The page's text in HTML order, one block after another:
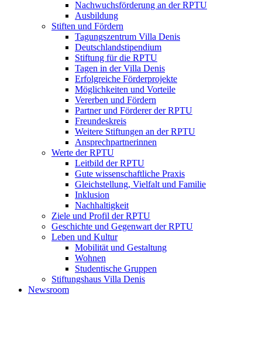
Nachwuchsförderung an der RPTU
Ausbildung
Stiften und Fördern
Tagungszentrum Villa Denis
Deutschlandstipendium
Stiftung für die RPTU
Tagen in der Villa Denis
Erfolgreiche Förderprojekte
Möglichkeiten und Vorteile
Vererben und Fördern
Partner und Förderer der RPTU
Freundeskreis
Weitere Stiftungen an der RPTU
Ansprechpartnerinnen
Werte der RPTU
Leitbild der RPTU
Gute wissenschaftliche Praxis
Gleichstellung, Vielfalt und Familie
Inklusion
Nachhaltigkeit
Ziele und Profil der RPTU
Geschichte und Gegenwart der RPTU
Leben und Kultur
Mobilität und Gestaltung
Wohnen
Studentische Gruppen
Stiftungshaus Villa Denis
Newsroom